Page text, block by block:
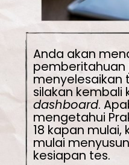
Anda akan
pemberitahuan
menyelesaikan
dashboard.
mengetahui
18 kapan mulai,
mulai
kesiapan tes.